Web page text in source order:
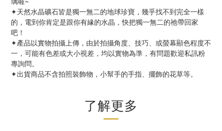
✦天然水晶礦石皆是獨一無二的地球珍寶，幾乎找不到完全一樣
的，電到你肯定是跟你有緣的水晶，快把獨一無二的祂帶回家
吧！
✦產品以實物拍攝上傳，由於拍攝角度、技巧、或螢幕顯色程度不
一，可能有色差或大小視差，均以實物為準，有問題歡迎私訊粉
專詢問。
✦出貨商品不含拍照裝飾物，小幫手的手指、擺飾的花草等。
了解更多